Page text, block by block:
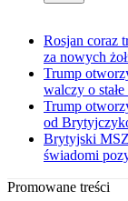
Rosjan coraz
za nowych
Trump
walczy o
Trump
od
Brytyjski
świadomi
Promowane treści